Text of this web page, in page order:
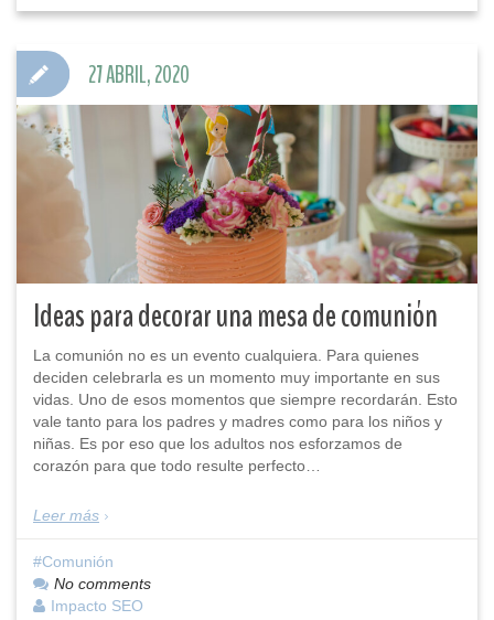
Ideas para decorar una mesa de comunión
La comunión no es un evento cualquiera. Para quienes
deciden celebrarla es un momento muy importante en sus
vidas. Uno de esos momentos que siempre recordarán. Esto
vale tanto para los padres y madres como para los niños y
niñas. Es por eso que los adultos nos esforzamos de
corazón para que todo resulte perfecto…
Leer más
27 ABRIL, 2020
Comunión
No comments
Impacto SEO